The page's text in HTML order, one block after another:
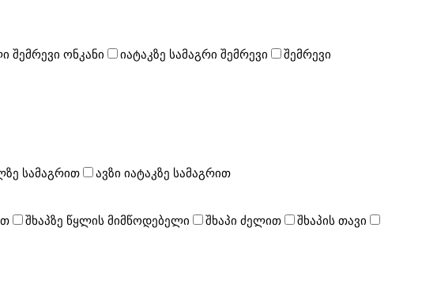
შემრევი ონკანი იატაკზე სამაგრი შემრევი
შემრევი
სამაგრით
ავზი იატაკზე სამაგრით
შხაპზე წყლის მიმწოდებელი შხაპი ძელით
შხაპის თავი